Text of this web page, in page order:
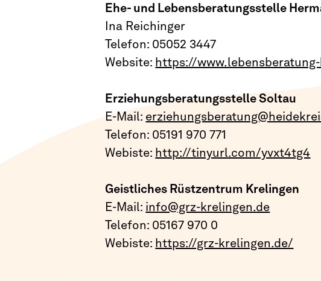
Ehe- und Lebensberatungsstelle
Ina Reichinger
Telefon: 05052 3447
Website: https://
Erziehungsberatungsstelle Soltau
E-Mail:
Telefon: 05191 970 771
Webiste: http://tinyurl.com/yvxt4tg4
Geistliches Rüstzentrum Krelingen
E-Mail: info@grz-krelingen.de
Telefon: 05167 970 0
Webiste: https://grz-krelingen.de/